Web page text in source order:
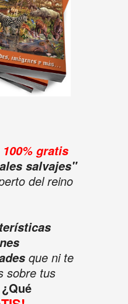
100% gratis
salvajes"
del reino
que ni te
sobre tus
¿Qué